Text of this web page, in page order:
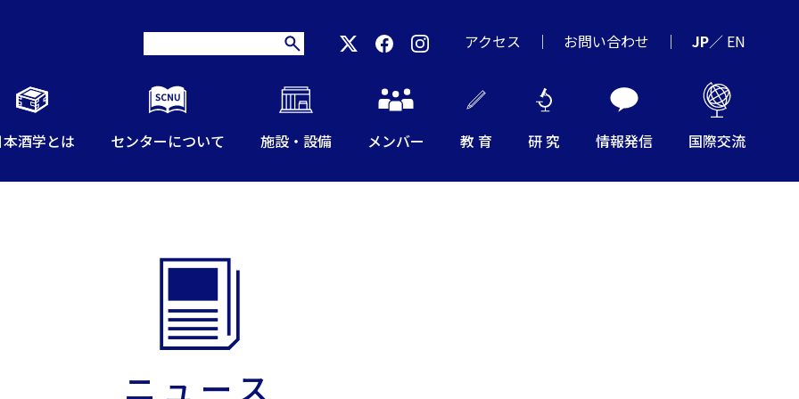
酒学とは センターについて 施設・設備 メンバー 教 育 研 究 情報発信 国際交流
アクセス お問い合わせ JP／ EN
ニュース